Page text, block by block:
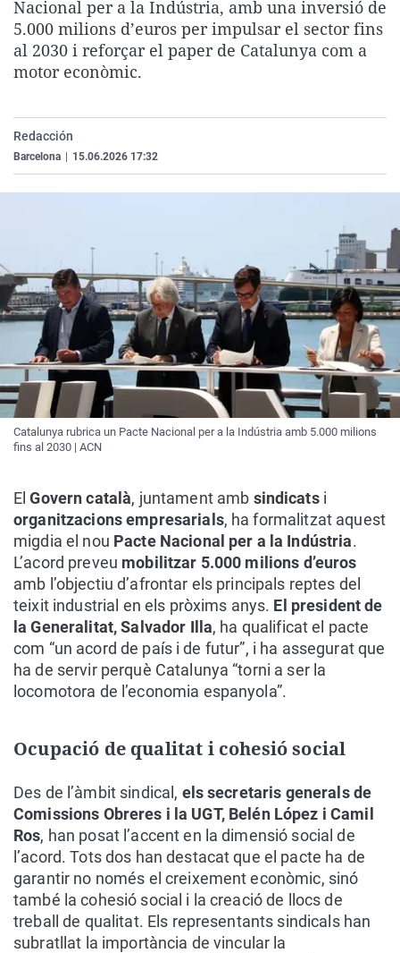
La rosa de los vientos
Gente viajera
Caso
Retornados
Extremadura
Galicia
Virales
Televisión
Nacional per a la Indústria, amb una inversió de
5.000 milions d’euros per impulsar el sector fins
al 2030 i reforçar el paper de Catalunya com a
motor econòmic.
Redacción
Barcelona 15.06.2026 17:32
Catalunya rubrica un Pacte Nacional per a la Indústria amb 5.000 milions
fins al 2030 | ACN
ElGovern català, juntament amb sindicatsi
organitzacions empresarials, ha formalitzat aquest
migdia el nou Pacte Nacional per a la Indústria.
L’acord preveu mobilitzar 5.000 milions d’euros
amb l’objectiu d’afrontar els principals reptes del
teixit industrial en els pròxims anys. El president de
la Generalitat, Salvador Illa, ha qualificat el pacte
com “un acord de país i de futur”, i ha assegurat que
ha de servir perquè Catalunya “torni a ser la
locomotora de l’economia espanyola”.
Ocupació de qualitat i cohesió social
Des de l’àmbit sindical, els secretaris generals de
Comissions Obreres i la UGT, Belén López i Camil
Ros, han posat l’accent en la dimensió social de
l’acord. Tots dos han destacat que el pacte ha de
garantir no només el creixement econòmic, sinó
també la cohesió social i la creació de llocs de
treball de qualitat. Els representants sindicals han
subratllat la importància de vincular la